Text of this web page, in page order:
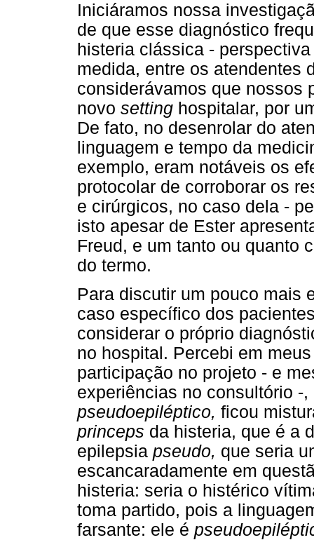
Iniciáramos nossa
de que esse diagnóstico
histeria clássica -
medida, entre os atendentes
considerávamos que nossos
novo setting hospitalar, por
De fato, no desenrolar do
linguagem e tempo da
exemplo, eram notáveis os
protocolar de corroborar os
e cirúrgicos, no caso dela -
isto apesar de Ester
Freud, e um tanto ou quanto
do termo.
Para discutir um pouco mais
caso específico dos
considerar o próprio
no hospital. Percebi em
participação no projeto - e
experiências no consultório -
pseudoepiléptico, ficou
princeps da histeria, que é a
epilepsia pseudo, que seria
escancaradamente em
histeria: seria o histérico
toma partido, pois a
farsante: ele é